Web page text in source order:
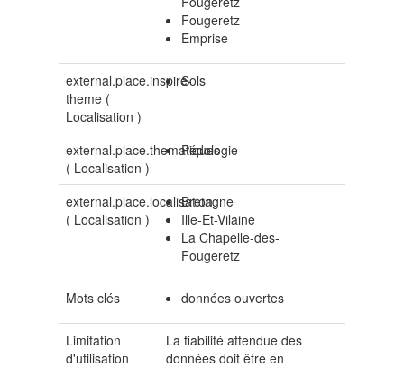
Fougeretz
Emprise
external.place.inspire-
theme (
Localisation )
Sols
external.place.thematiques
( Localisation )
Pédologie
external.place.localisation
( Localisation )
Bretagne
Ille-Et-Vilaine
La Chapelle-des-
Fougeretz
Mots clés données ouvertes
Limitation
d'utilisation
La fiabilité attendue des
données doit être en